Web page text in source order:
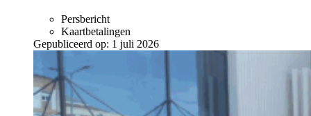
Persbericht
Kaartbetalingen
Gepubliceerd op: 1 juli 2026